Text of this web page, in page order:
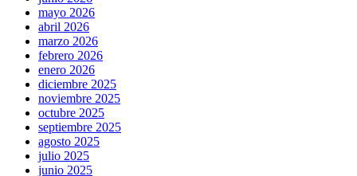
mayo 2026
abril 2026
marzo 2026
febrero 2026
enero 2026
diciembre 2025
noviembre 2025
octubre 2025
septiembre 2025
agosto 2025
julio 2025
junio 2025